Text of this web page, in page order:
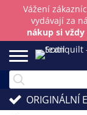
Vážení
vydávají za
nákup si
ORIGINÁLNÍ